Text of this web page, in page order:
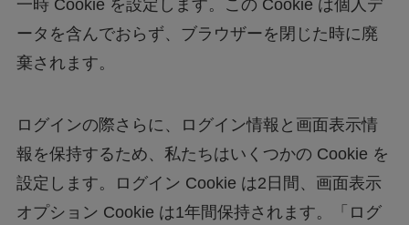
一時 Cookie を設定します。この Cookie は個人デ
ータを含んでおらず、ブラウザーを閉じた時に廃
棄されます。
ログインの際さらに、ログイン情報と画面表示情
報を保持するため、私たちはいくつかの Cookie を
設定します。ログイン Cookie は2日間、画面表示
オプション Cookie は1年間保持されます。「ログ